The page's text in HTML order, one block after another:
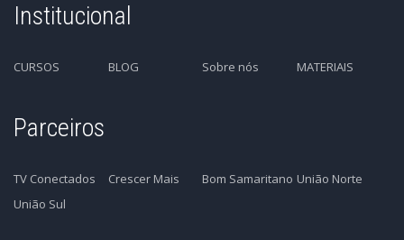
Institucional
CURSOS BLOG Sobre nós MATERIAIS
Parceiros
TV Conectados Crescer Mais Bom Samaritano União Norte
União Sul